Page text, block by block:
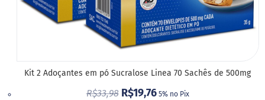
Kit 2 Adoçantes em pó Sucralose Linea 70 Sachês de 500mg
R$33,98 R$19,76 5% no Pix